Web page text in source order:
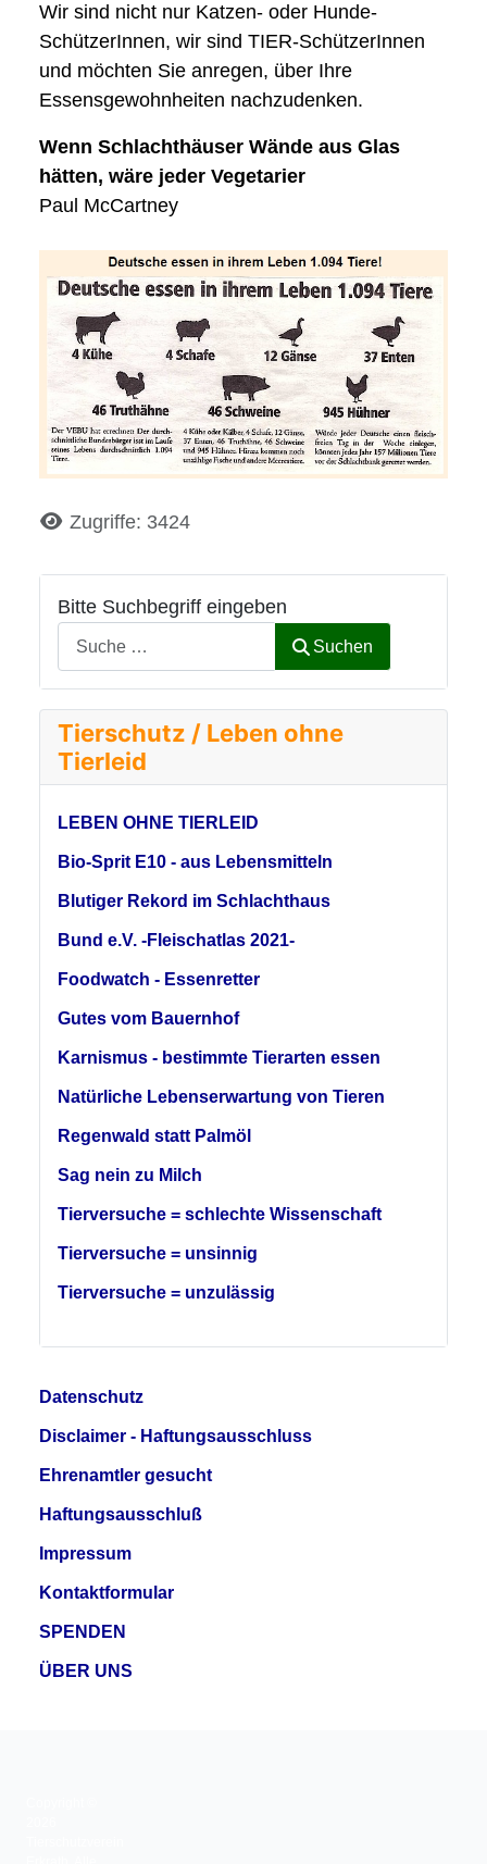
Bitte Suchbegriff eingeben
Suchen
Tierschutz / Leben ohne
Tierleid
LEBEN OHNE TIERLEID
Bio-Sprit E10 - aus Lebensmitteln
Blutiger Rekord im Schlachthaus
Bund e.V. -Fleischatlas 2021-
Foodwatch - Essenretter
Gutes vom Bauernhof
Karnismus - bestimmte Tierarten essen
Natürliche Lebenserwartung von Tieren
Regenwald statt Palmöl
Sag nein zu Milch
Tierversuche = schlechte Wissenschaft
Tierversuche = unsinnig
Tierversuche = unzulässig
Wir sind nicht nur Katzen- oder Hunde-
SchützerInnen, wir sind TIER-SchützerInnen
und möchten Sie anregen, über Ihre
Essensgewohnheiten nachzudenken.
Wenn Schlachthäuser Wände aus Glas
hätten, wäre jeder Vegetarier
Paul McCartney
DetailsZugriffe: 3424
Datenschutz
Disclaimer - Haftungsausschluss
Ehrenamtler gesucht
Haftungsausschluß
Impressum
Kontaktformular
SPENDEN
ÜBER UNS